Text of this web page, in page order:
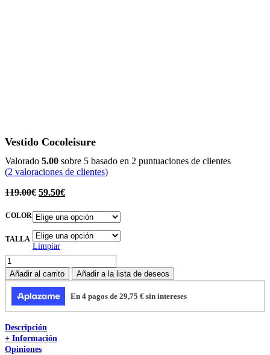
Vestido Cocoleisure
Valorado 5.00 sobre 5 basado en 2 puntuaciones de clientes
(2 valoraciones de clientes)
119.00€ 59.50€
COLOR
TALLA
Limpiar
Vestido
Cocoleisure
cantidad
Añadir al carrito Añadir a la lista de deseos
Descripción
+ Información
Opiniones